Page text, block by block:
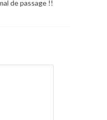
de passage !!